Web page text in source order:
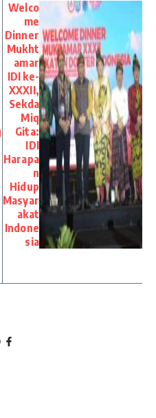
Welco
me
Dinner
Mukht
amar
IDI ke-
XXXII,
Sekda
Miq
Gita:
IDI
Harapa
n
Hidup
Masyar
akat
Indone
sia